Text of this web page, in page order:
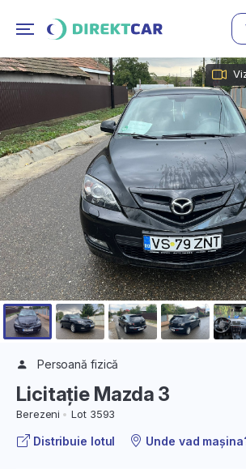
Licitație Mazda 3
Berezeni Lot 3593
Persoană fizică
Distribuie lotul Unde vad